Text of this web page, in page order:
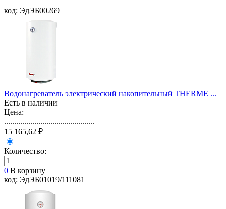
код: ЭдЭБ00269
Водонагреватель электрический накопительный THERME ...
Есть в наличии
Цена:
.............................................
15 165,62 ₽
Количество:
0 В корзину
код: ЭдЭБ01019/111081